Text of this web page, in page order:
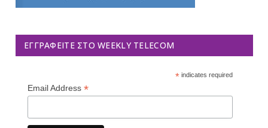
ΕΓΓΡΑΦΕΊΤΕ ΣΤΟ WEEKLY TELECOM
*indicates required
Email Address *